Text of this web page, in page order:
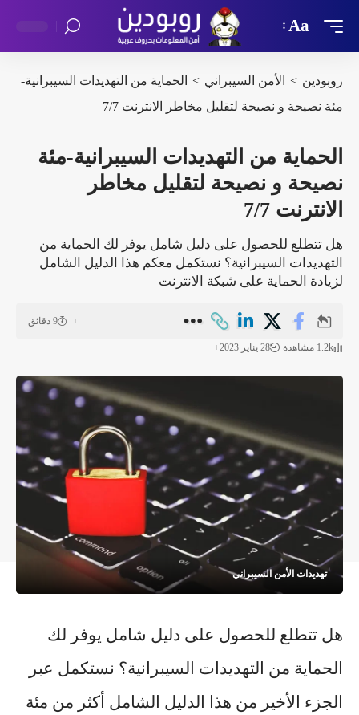
Aa
روبودين > الأمن السيبراني >
الحماية من التهديدات السيبرانية-
مئة نصيحة و نصيحة لتقليل مخاطر الانترنت 7/7
الحماية من التهديدات السيبرانية-مئة
نصيحة و نصيحة لتقليل مخاطر
الانترنت 7/7
هل تتطلع للحصول على دليل شامل يوفر لك الحماية من
التهديدات السيبرانية؟ نستكمل معكم هذا الدليل الشامل
لزيادة الحماية على شبكة الانترنت
1.2k مشاهدة 28 يناير 2023
9 دقائق
تهديدات الأمن السيبراني
هل تتطلع للحصول على دليل شامل يوفر لك
الحماية من التهديدات السيبرانية؟ نستكمل عبر
الجزء الأخير من هذا الدليل الشامل أكثر من مئة